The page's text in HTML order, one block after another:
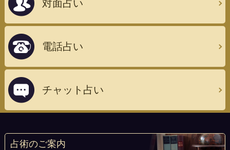
対面占い
電話占い
チャット占い
占術のご案内